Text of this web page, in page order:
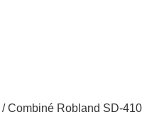
/ Combiné Robland SD-410